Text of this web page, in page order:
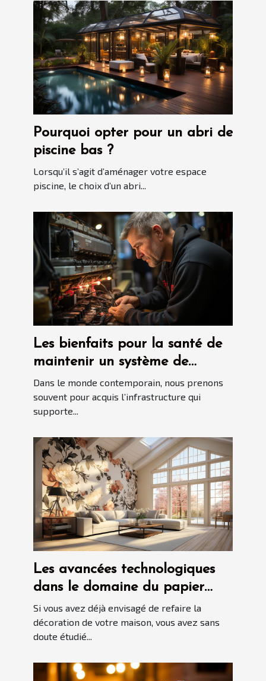
Pourquoi opter pour un abri de
piscine bas ?
Lorsqu’il s’agit d’aménager votre espace
piscine, le choix d’un abri...
Les bienfaits pour la santé de
maintenir un système de
plomberie propre avec le
débouchage d'urgence
Dans le monde contemporain, nous prenons
souvent pour acquis l’infrastructure qui
supporte...
Les avancées technologiques
dans le domaine du papier
peint sur-mesure
Si vous avez déjà envisagé de refaire la
décoration de votre maison, vous avez sans
doute étudié...